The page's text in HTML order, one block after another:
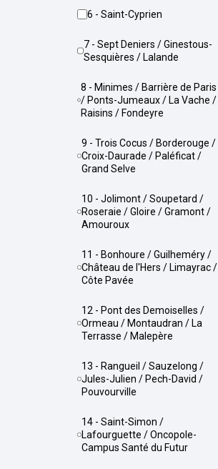
6 - Saint-Cyprien
7 - Sept Deniers / Ginestous-
Sesquières / Lalande
8 - Minimes / Barrière de Paris
/ Ponts-Jumeaux / La Vache /
Raisins / Fondeyre
9 - Trois Cocus / Borderouge /
Croix-Daurade / Paléficat /
Grand Selve
10 - Jolimont / Soupetard /
Roseraie / Gloire / Gramont /
Amouroux
11 - Bonhoure / Guilheméry /
Château de l'Hers / Limayrac /
Côte Pavée
12 - Pont des Demoiselles /
Ormeau / Montaudran / La
Terrasse / Malepère
13 - Rangueil / Sauzelong /
Jules-Julien / Pech-David /
Pouvourville
14 - Saint-Simon /
Lafourguette / Oncopole-
Campus Santé du Futur